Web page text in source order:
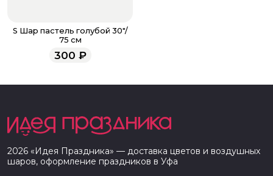
S Шар пастель голубой 30"/
75 см
300 ₽
2026 «Идея Праздника» — доставка цветов и воздушных
шаров, оформление праздников в Уфа